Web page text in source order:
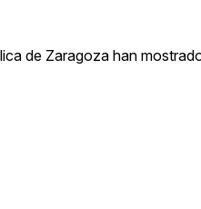
de Zaragoza han